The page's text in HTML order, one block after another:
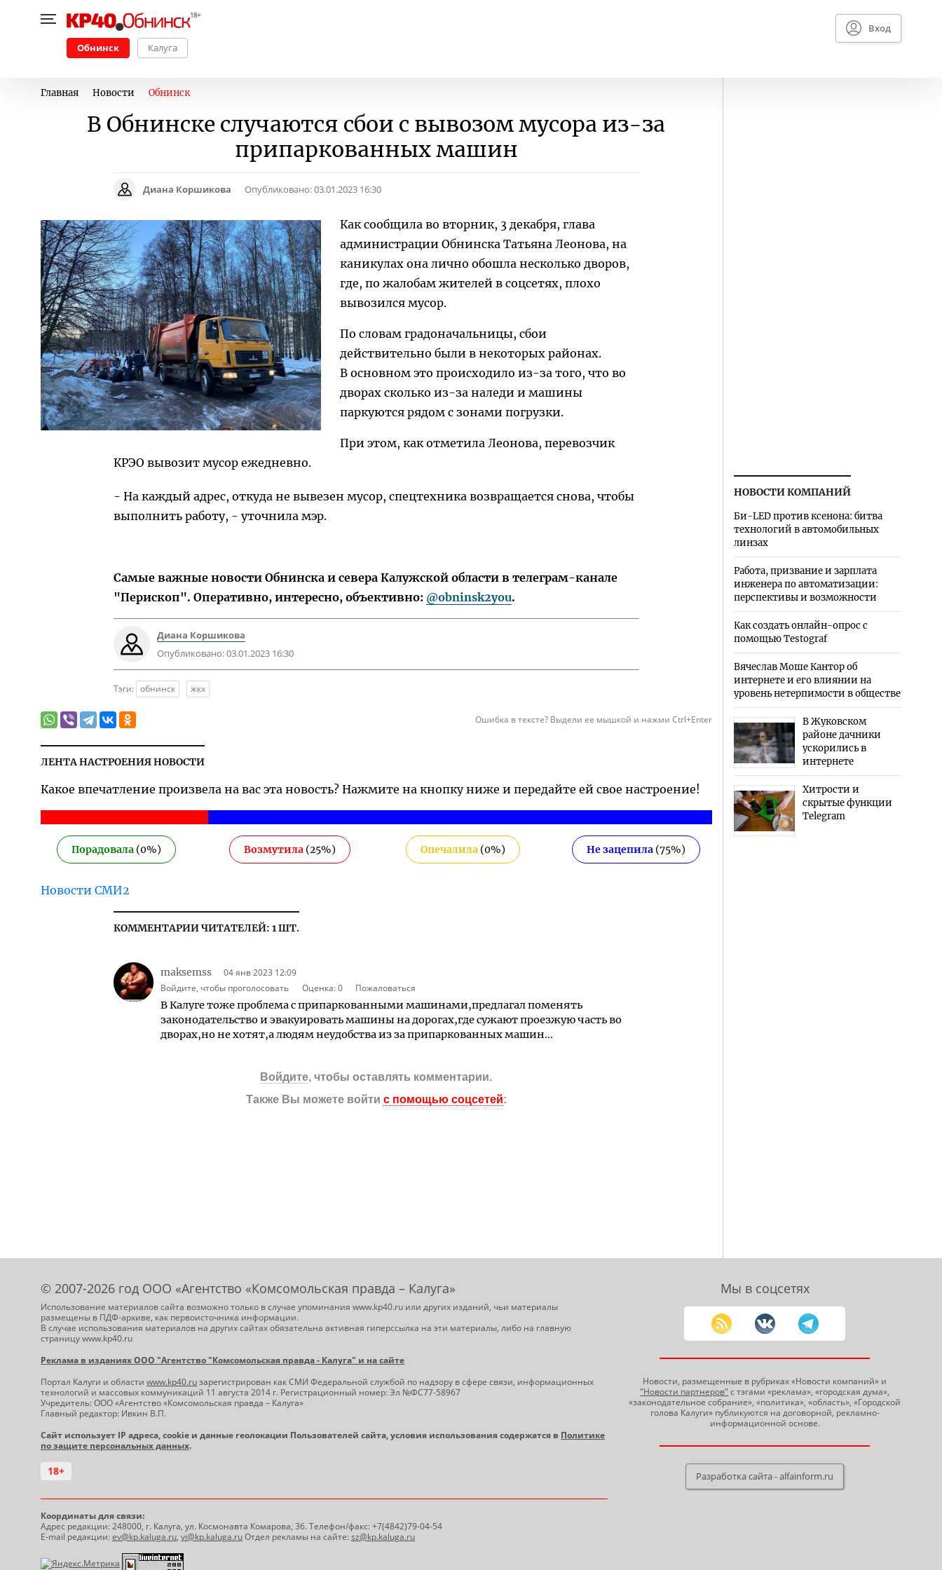
Обнинск Калуга
Вход
Главная Новости Обнинск
В Обнинске случаются сбои с вывозом мусора из-за
припаркованных машин
Диана Коршикова Опубликовано:03.01.2023 16:30
Как сообщила во вторник, 3 декабря, глава
администрации Обнинска Татьяна Леонова, на
каникулах она лично обошла несколько дворов,
где, по жалобам жителей в соцсетях, плохо
вывозился мусор.
По словам градоначальницы, сбои
действительно были в некоторых районах.
В основном это происходило из-за того, что во
дворах сколько из-за наледи и машины
паркуются рядом с зонами погрузки.
При этом, как отметила Леонова, перевозчик
КРЭО вывозит мусор ежедневно.
- На каждый адрес, откуда не вывезен мусор, спецтехника возвращается снова, чтобы
выполнить работу, - уточнила мэр.
Самые важные новости Обнинска и севера Калужской области в телеграм-канале
"Перископ". Оперативно, интересно, объективно: @obninsk2you.
Диана Коршикова
Опубликовано:03.01.2023 16:30
Тэги: обнинск жкх
Ошибка в тексте? Выдели ее мышкой и нажми Ctrl+Enter
ЛЕНТА НАСТРОЕНИЯ НОВОСТИ
Какое впечатление произвела на вас эта новость? Нажмите на кнопку ниже и передайте ей свое настроение!
Порадовала (0%) Возмутила(25%) Опечалила(0%) Не зацепила(75%)
Новости СМИ2
КОММЕНТАРИИ ЧИТАТЕЛЕЙ: 1 ШТ.
maksemss
04 янв 2023 12:09
Войдите, чтобы проголосовать
Оценка:0 Пожаловаться
В Калуге тоже проблема с припаркованными машинами,предлагал поменять
законодательство и эвакуировать машины на дорогах,где сужают проезжую часть во
дворах,но не хотят,а людям неудобства из за припаркованных машин...
Войдите, чтобы оставлять комментарии.
Также Вы можете войти с помощью соцсетей:
НОВОСТИ КОМПАНИЙ
Би-LED против ксенона: битва
технологий в автомобильных
линзах
Работа, призвание и зарплата
инженера по автоматизации:
перспективы и возможности
Как создать онлайн-опрос с
помощью Testograf
Вячеслав Моше Кантор об
интернете и его влиянии на
уровень нетерпимости в обществе
В Жуковском
районе дачники
ускорились в
интернете
Хитрости и
скрытые функции
Telegram
© 2007-2026 год ООО «Агентство «Комсомольская правда – Калуга»
Использование материалов сайта возможно только в случае упоминания www.kp40.ru или других изданий, чьи материалы
размещены в ПДФ-архиве, как первоисточника информации.
В случае использования материалов на других сайтах обязательна активная гиперссылка на эти материалы, либо на главную
страницу www.kp40.ru
Реклама в изданиях ООО "Агентство "Комсомольская правда - Калуга" и на сайте
Портал Калуги и области www.kp40.ruзарегистрирован как СМИ Федеральной службой по надзору в сфере связи, информационных
технологий и массовых коммуникаций 11 августа 2014 г. Регистрационный номер: Эл №ФС77-58967
Учредитель: ООО «Агентство «Комсомольская правда – Калуга»
Главный редактор: Ивкин В.П.
Сайт использует IP адреса, cookie и данные геолокации Пользователей сайта, условия использования содержатся в Политике
по защите персональных данных.
18+
Координаты для связи:
Адрес редакции: 248000, г. Калуга, ул. Космонавта Комарова, 36. Телефон/факс: +7(4842)79-04-54
E-mail редакции:ev@kp.kaluga.ru, vi@kp.kaluga.ruОтдел рекламы на сайте:sz@kp.kaluga.ru
Мы в соцсетях
Новости, размещенные в рубриках «Новости компаний» и
"Новости партнеров" с тэгами «реклама», «городская дума»,
«законодательное собрание», «политика», «область», «Городской
голова Калуги» публикуются на договорной, рекламно-
информационной основе.
Разработка сайта - alfainform.ru